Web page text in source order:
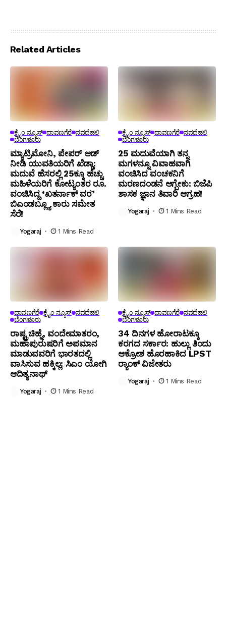
Related Articles
ಕ್ರೈಂ ನ್ಯೂಸ್ ದಾವಣಗೆರೆ ನವದೆಹಲಿ
ಬೆಂಗಳೂರು
ಮ್ಯಾಟ್ರಿಮೋನಿ, ಪೇಪರ್ ಆಡ್
ನೀಡಿ ಯುವತಿಯರಿಗೆ ಖೆಡ್ಡಾ:
ಮದುವೆ ಹೆಸರಲ್ಲಿ 25ಕ್ಕೂ ಹೆಚ್ಚು
ಮಹಿಳೆಯರಿಗೆ ಕೋಟ್ಯಂತರ ರೂ.
ವಂಚಿಸಿದ್ದ ‘ಖತರ್ನಾಕ್ ವರ’
ಬಿಎಂಡಬ್ಲ್ಯೂ ಕಾರು ಸಮೇತ
ಸೆರೆ!
Yogaraj 1 Mins Read
ಕ್ರೈಂ ನ್ಯೂಸ್ ದಾವಣಗೆರೆ ನವದೆಹಲಿ
ಬೆಂಗಳೂರು
25 ಮದುವೆಯಾಗಿ ತನ್ನ
ಮಗಳನ್ನೂ ವಿವಾಹವಾಗಿ
ವಂಚಿಸಿದ ವಂಚಕನಿಗೆ
ಮರಣದಂಡನೆ ಆಗ್ಬೇಕು: ಬಿಜೆಪಿ
ಶಾಸಕ ಜ್ಞಾನ ತಿವಾರಿ ಆಗ್ರಹ!
Yogaraj 1 Mins Read
ದಾವಣಗೆರೆ ಕ್ರೈಂ ನ್ಯೂಸ್ ನವದೆಹಲಿ
ಬೆಂಗಳೂರು
ರಾಷ್ಟ್ರಚಿಹ್ನೆ, ವಂದೇಮಾತರಂ,
ಮಹಾಪುರುಷರಿಗೆ ಅಪಮಾನ
ಮಾಡುವವರಿಗೆ ಭಾರತದಲ್ಲಿ
ವಾಸಿಸುವ ಹಕ್ಕಿಲ್ಲ: ಸಿಎಂ ಯೋಗಿ
ಆದಿತ್ಯನಾಥ್
Yogaraj 1 Mins Read
ಕ್ರೈಂ ನ್ಯೂಸ್ ದಾವಣಗೆರೆ ನವದೆಹಲಿ
ಬೆಂಗಳೂರು
34 ದಿನಗಳ ಹೋರಾಟಕ್ಕೂ
ಕರಗದ ಸರ್ಕಾರ: ಹುಲ್ಲು ತಿಂದು
ಆಕ್ರೋಶ ಹೊರಹಾಕಿದ LPST
ರ್‍ಯಾಂಕ್ ವಿಜೇತರು
Yogaraj 1 Mins Read